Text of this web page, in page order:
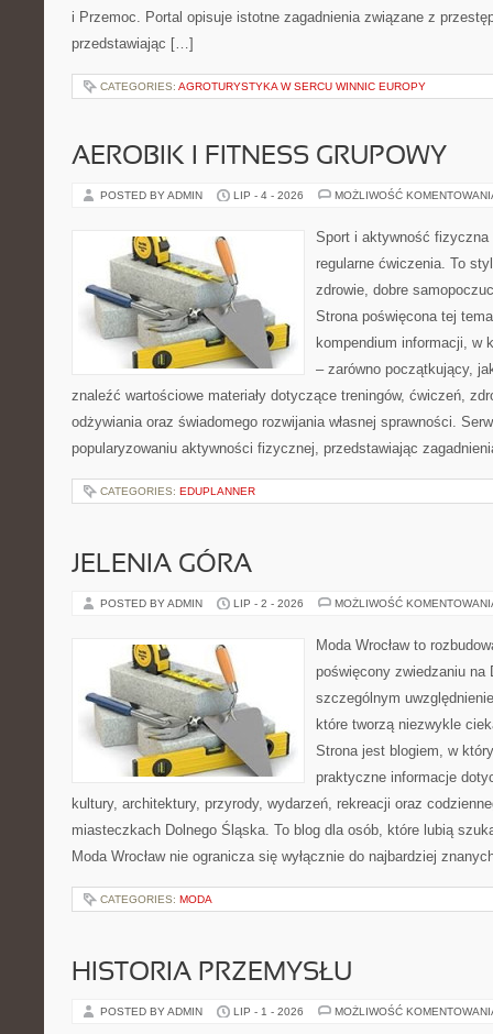
i Przemoc. Portal opisuje istotne zagadnienia związane z
przedstawiając […]
CATEGORIES: AGROTURYSTYKA W SERCU WINNIC EUROPY
AEROBIK I FITNESS GRUPOWY
POSTED BY ADMIN LIP - 4 - 2026 MOŻLIWOŚĆ
Sport i aktywność
regularne ćwiczenia. To
zdrowie, dobre
Strona poświęcona tej
kompendium informacji, w
– zarówno początkujący,
znaleźć wartościowe materiały dotyczące treningów, ćwiczeń,
odżywiania oraz świadomego rozwijania własnej sprawności.
popularyzowaniu aktywności fizycznej, przedstawiając
CATEGORIES: EDUPLANNER
JELENIA GÓRA
POSTED BY ADMIN LIP - 2 - 2026 MOŻLIWOŚĆ
Moda Wrocław to
poświęcony zwiedzaniu na
szczególnym
które tworzą niezwykle
Strona jest blogiem, w
praktyczne informacje
kultury, architektury, przyrody, wydarzeń, rekreacji oraz
miasteczkach Dolnego Śląska. To blog dla osób, które lubią
Moda Wrocław nie ogranicza się wyłącznie do najbardziej
CATEGORIES: MODA
HISTORIA PRZEMYSŁU
POSTED BY ADMIN LIP - 1 - 2026 MOŻLIWOŚĆ